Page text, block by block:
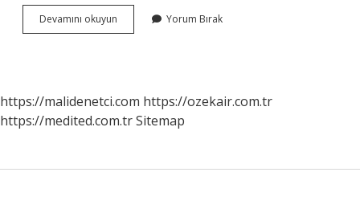
Devamını okuyun
Hangi
Yorum Bırak
https://malidenetci.com https://ozekair.com.tr
https://medited.com.trSitemap